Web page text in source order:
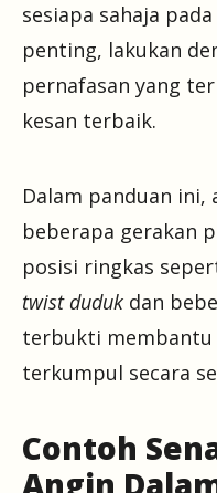
sesiapa sahaja
penting, lakukan
pernafasan yang
kesan terbaik.
Dalam panduan ini,
beberapa gerakan
posisi ringkas
twist duduk dan
terbukti membantu
terkumpul secara
Contoh
Angin